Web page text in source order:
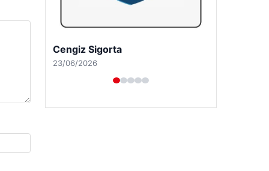
Hastaş Beton
26/05/2026